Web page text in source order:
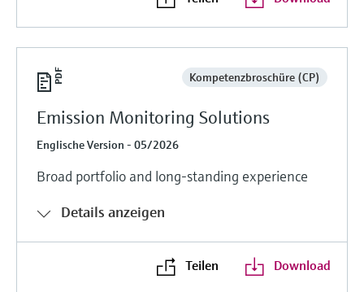
Kompetenzbroschüre (CP)
Emission Monitoring Solutions
Englische Version - 05/2026
Broad portfolio and long-standing experience
Details anzeigen
Teilen Download